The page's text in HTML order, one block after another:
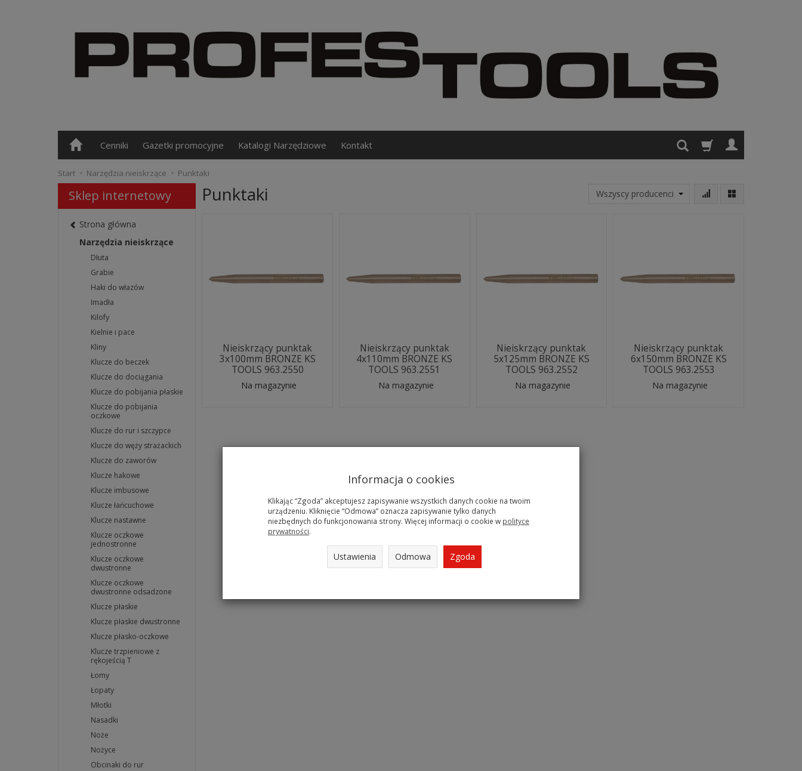
Cenniki Gazetki promocyjne Katalogi Narzędziowe Kontakt
Start Narzędzia nieiskrzące Punktaki
Punktaki
Nieiskrzący punktak
3x100mm BRONZE KS
TOOLS 963.2550
Na magazynie
Nieiskrzący punktak
4x110mm BRONZE KS
TOOLS 963.2551
Na magazynie
Nieiskrzący punktak
5x125mm BRONZE KS
TOOLS 963.2552
Na magazynie
Nieiskrzący punktak
6x150mm BRONZE KS
TOOLS 963.2553
Na magazynie
Sklep internetowy
Strona główna
Narzędzia nieiskrzące
Dłuta
Grabie
Haki do włazów
Imadła
Kilofy
Kielnie i pace
Kliny
Klucze do beczek
Klucze do dociągania
Klucze do pobijania płaskie
Klucze do pobijania
oczkowe
Klucze do rur i szczypce
Klucze do węży strażackich
Klucze do zaworów
Klucze hakowe
Klucze imbusowe
Klucze łańcuchowe
Klucze nastawne
Klucze oczkowe
jednostronne
Klucze oczkowe
dwustronne
Klucze oczkowe
dwustronne odsadzone
Klucze płaskie
Klucze płaskie dwustronne
Klucze płasko-oczkowe
Klucze trzpieniowe z
rękojeścią T
Łomy
Łopaty
Młotki
Nasadki
Noże
Nożyce
Obcinaki do rur
Informacja o cookies
Klikając “Zgoda” akceptujesz zapisywanie wszystkich danych cookie na twoim
urządzeniu. Kliknięcie “Odmowa” oznacza zapisywanie tylko danych
niezbędnych do funkcjonowania strony. Więcej informacji o cookie w polityce
prywatności.
Ustawienia Odmowa Zgoda